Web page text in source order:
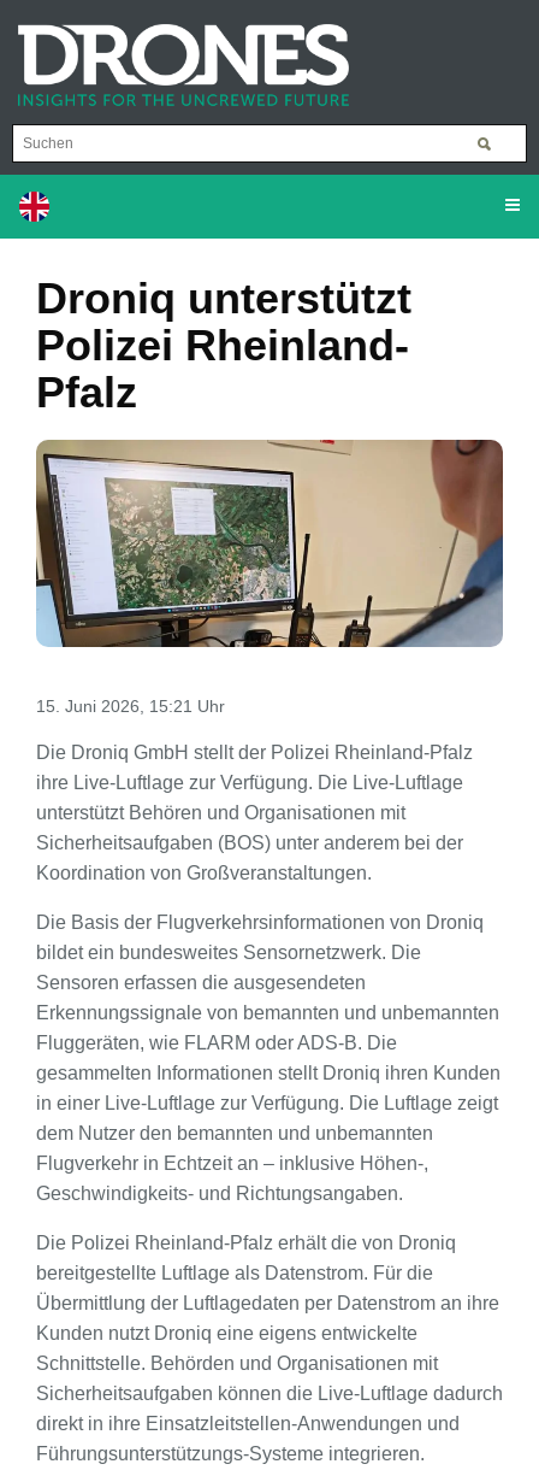
Droniq unterstützt
Polizei Rheinland-
Pfalz
15. Juni 2026, 15:21 Uhr
Die Droniq GmbH stellt der Polizei Rheinland-Pfalz
ihre Live-Luftlage zur Verfügung. Die Live-Luftlage
unterstützt Behören und Organisationen mit
Sicherheitsaufgaben (BOS) unter anderem bei der
Koordination von Großveranstaltungen.
Die Basis der Flugverkehrsinformationen von Droniq
bildet ein bundesweites Sensornetzwerk. Die
Sensoren erfassen die ausgesendeten
Erkennungssignale von bemannten und unbemannten
Fluggeräten, wie FLARM oder ADS-B. Die
gesammelten Informationen stellt Droniq ihren Kunden
in einer Live-Luftlage zur Verfügung. Die Luftlage zeigt
dem Nutzer den bemannten und unbemannten
Flugverkehr in Echtzeit an – inklusive Höhen-,
Geschwindigkeits- und Richtungsangaben.
Die Polizei Rheinland-Pfalz erhält die von Droniq
bereitgestellte Luftlage als Datenstrom. Für die
Übermittlung der Luftlagedaten per Datenstrom an ihre
Kunden nutzt Droniq eine eigens entwickelte
Schnittstelle. Behörden und Organisationen mit
Sicherheitsaufgaben können die Live-Luftlage dadurch
direkt in ihre Einsatzleitstellen-Anwendungen und
Führungsunterstützungs-Systeme integrieren.